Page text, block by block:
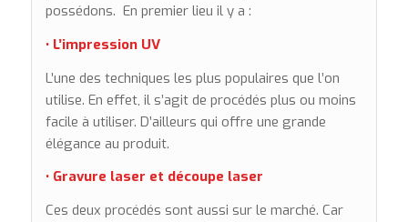
possédons. En premier lieu il y a :
• L’impression UV
L’une des techniques les plus populaires que l’on
utilise. En effet, il s’agit de procédés plus ou moins
facile à utiliser. D’ailleurs qui offre une grande
élégance au produit.
• Gravure laser et découpe laser
Ces deux procédés sont aussi sur le marché. Car